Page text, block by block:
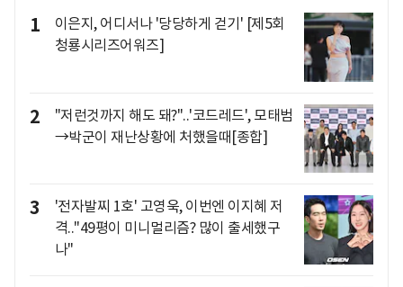
1
이은지, 어디서나 '당당하게 걷기' [제5회
청룡시리즈어워즈]
2
"저런것까지 해도 돼?"..'코드레드', 모태범
→박군이 재난상황에 처했을때[종합]
3
'전자발찌 1호' 고영욱, 이번엔 이지혜 저
격.."49평이 미니멀리즘? 많이 출세했구
나"